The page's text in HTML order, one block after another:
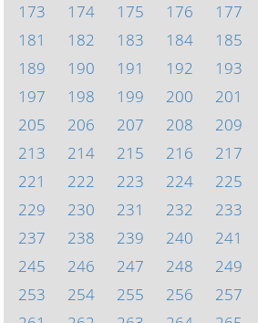
173
174 175 176 177
181
182 183 184 185
189
190 191 192 193
197
198 199 200 201
205
206 207 208 209
213
214 215 216 217
221
222 223 224 225
229
230 231 232 233
237
238 239 240 241
245
246 247 248 249
253
254 255 256 257